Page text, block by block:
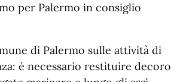
per Palermo in consiglio
di Palermo sulle attività di
è necessario restituire decoro